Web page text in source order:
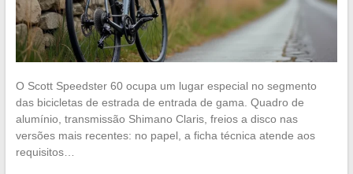
O Scott Speedster 60 ocupa um lugar especial no segmento
das bicicletas de estrada de entrada de gama. Quadro de
alumínio, transmissão Shimano Claris, freios a disco nas
versões mais recentes: no papel, a ficha técnica atende aos
requisitos…